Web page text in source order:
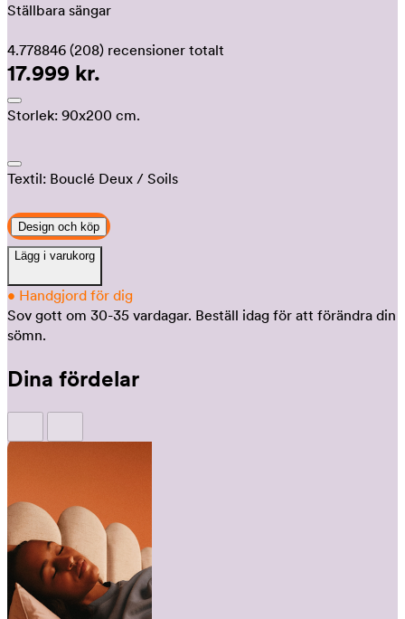
Ställbara sängar
4.778846 (208) recensioner totalt
17.999 kr.
Storlek: 90x200 cm.
Textil: Bouclé Deux / Soils
Design och köp
Lägg i varukorg
• Handgjord för dig
Sov gott om 30-35 vardagar. Beställ idag för att förändra din
sömn.
Dina fördelar